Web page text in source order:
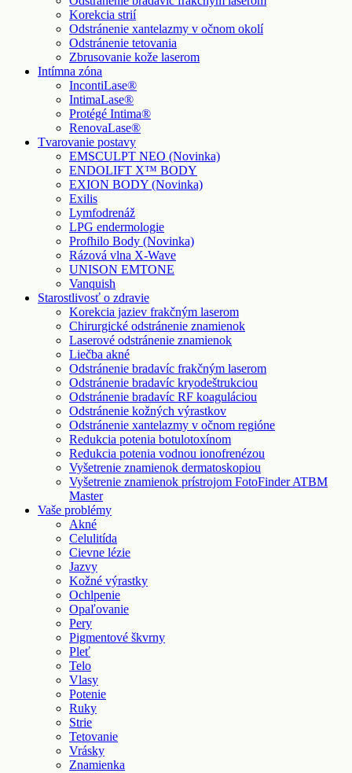
Korekcia strií
Odstránenie xantelazmy v očnom okolí
Odstránenie tetovania
Zbrusovanie kože laserom
Intímna zóna
IncontiLase®
IntimaLase®
Protégé Intima®
RenovaLase®
Tvarovanie postavy
EMSCULPT NEO (Novinka)
ENDOLIFT X™ BODY
EXION BODY (Novinka)
Exilis
Lymfodrenáž
LPG endermologie
Profhilo Body (Novinka)
Rázová vlna X-Wave
UNISON EMTONE
Vanquish
Starostlivosť o zdravie
Korekcia jaziev frakčným laserom
Chirurgické odstránenie znamienok
Laserové odstránenie znamienok
Liečba akné
Odstránenie bradavíc frakčným laserom
Odstránenie bradavíc kryodeštrukciou
Odstránenie bradavíc RF koaguláciou
Odstránenie kožných výrastkov
Odstránenie xantelazmy v očnom regióne
Redukcia potenia botulotoxínom
Redukcia potenia vodnou ionofrenézou
Vyšetrenie znamienok dermatoskopiou
Vyšetrenie znamienok prístrojom FotoFinder ATBM
Master
Vaše problémy
Akné
Celulitída
Cievne lézie
Jazvy
Kožné výrastky
Ochlpenie
Opaľovanie
Pery
Pigmentové škvrny
Pleť
Telo
Vlasy
Potenie
Ruky
Strie
Tetovanie
Vrásky
Znamienka